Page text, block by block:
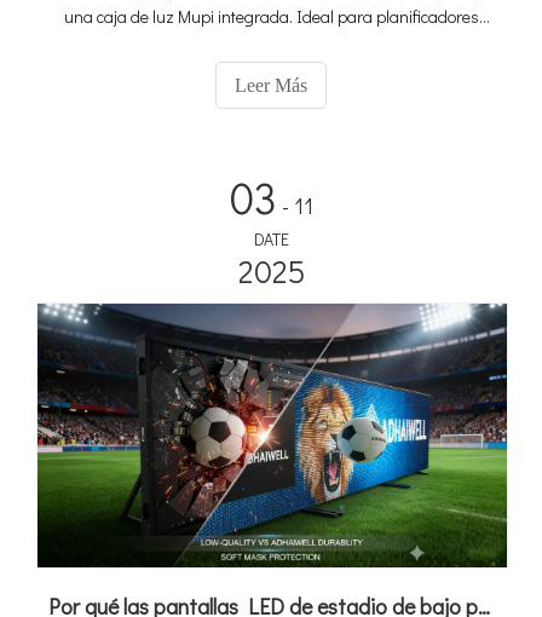
una caja de luz Mupi integrada. Ideal para planificadores
tránsito urbano mejorada.
Leer Más
03 - 11
DATE
2025
Por qué las pantallas LED de estadio de bajo precio le cuestan más: la ventaja del valor de Adhaiwell